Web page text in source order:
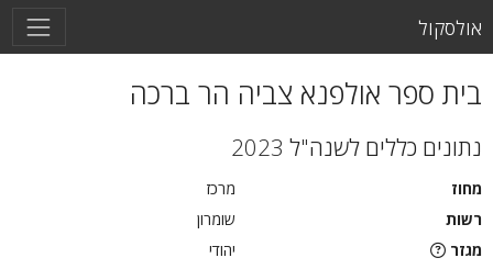
אולסקול
בית ספר אולפנא צביה הר ברכה
נתונים כללים לשנה"ל 2023
מחוז
מרכז
רשות
שומרון
מגזר
יהודי